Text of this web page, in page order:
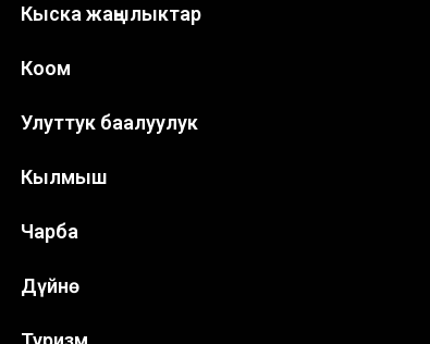
Кыска жаңылыктар
Коом
Улуттук баалуулук
Кылмыш
Чарба
Дүйнө